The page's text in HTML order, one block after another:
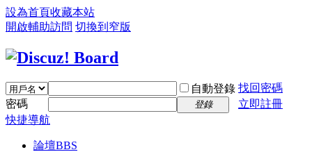
設為首頁收藏本站
開啟輔助訪問 切換到窄版
自動登錄 找回密碼
密碼
登錄
立即註冊
快捷導航
論壇BBS